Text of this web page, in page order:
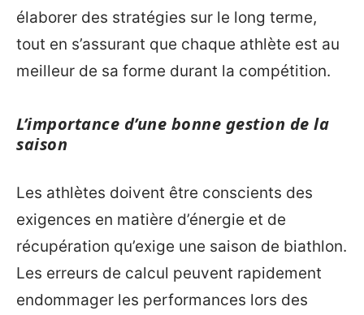
élaborer des stratégies sur le long terme,
tout en s’assurant que chaque athlète est au
meilleur de sa forme durant la compétition.
L’importance d’une bonne gestion de la
saison
Les athlètes doivent être conscients des
exigences en matière d’énergie et de
récupération qu’exige une saison de biathlon.
Les erreurs de calcul peuvent rapidement
endommager les performances lors des